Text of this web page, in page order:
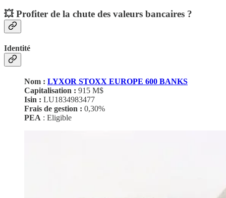
💥 Profiter de la chute des valeurs bancaires ?
Identité
Nom : LYXOR STOXX EUROPE 600 BANKS
Capitalisation : 915 M$
Isin : LU1834983477
Frais de gestion : 0,30%
PEA : Eligible